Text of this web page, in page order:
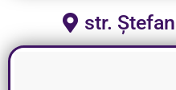
str.